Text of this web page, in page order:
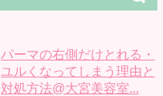
パーマの右側だけとれる・
ユルくなってしまう理由と
対処方法@大宮美容室...